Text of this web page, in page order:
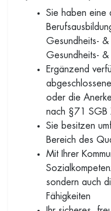
Sie haben eine
Gesundheits-
Gesundheits-
Ergänzend
oder die
nach §71 SGB
Sie besitzen
Bereich des
Mit Ihrer
sondern auch
Fähigkeiten